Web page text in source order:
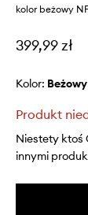
kolor beżowy
399,99 zł
Kolor: beżowy
Produkt
Niestety ktoś
innymi